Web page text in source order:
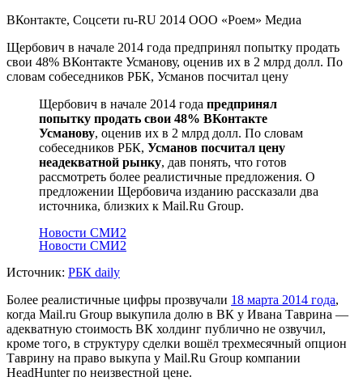
ВКонтакте, Соцсети ru-RU 2014 ООО «Роем» Медиа
Щербович в начале 2014 года предпринял попытку продать
свои 48% ВКонтакте Усманову, оценив их в 2 млрд долл. По
словам собеседников РБК, Усманов посчитал цену
Щербович в начале 2014 года предпринял
попытку продать свои 48% ВКонтакте
Усманову, оценив их в 2 млрд долл. По словам
собеседников РБК, Усманов посчитал цену
неадекватной рынку, дав понять, что готов
рассмотреть более реалистичные предложения. О
предложении Щербовича изданию рассказали два
источника, близких к Mail.Ru Group.
Новости СМИ2
Новости СМИ2
Источник: РБК daily
Более реалистичные цифры прозвучали 18 марта 2014 года,
когда Mail.ru Group выкупила долю в ВК у Ивана Таврина —
адекватную стоимость ВК холдинг публично не озвучил,
кроме того, в структуру сделки вошёл трехмесячный опцион
Таврину на право выкупа у Mail.Ru Group компании
HeadHunter по неизвестной цене.